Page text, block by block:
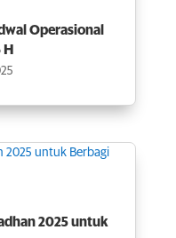
Operasional
2025 untuk